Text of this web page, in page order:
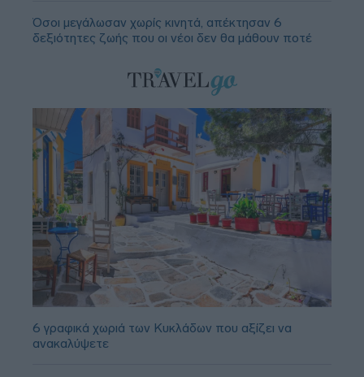
Όσοι μεγάλωσαν χωρίς κινητά, απέκτησαν 6
δεξιότητες ζωής που οι νέοι δεν θα μάθουν ποτέ
6 γραφικά χωριά των Κυκλάδων που αξίζει να
ανακαλύψετε